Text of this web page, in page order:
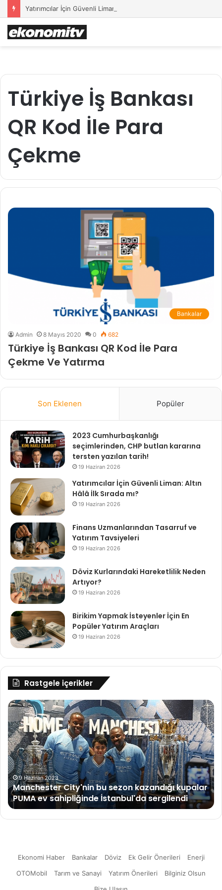
Yatırımcılar İçin Güvenli Liman: Altın Hâlâ İlk Sırada mı?
Türkiye İş Bankası
QR Kod İle Para
Çekme
Bankalar
Admin 8 Mayıs 2020 0 682
Türkiye İş Bankası QR Kod İle Para
Çekme Ve Yatırma
Son Eklenen Popüler
2023 Cumhurbaşkanlığı
seçimlerinden, CHP butlan kararına
tersten yazılan tarih!
19 Haziran 2026
Yatırımcılar İçin Güvenli Liman: Altın
Hâlâ İlk Sırada mı?
19 Haziran 2026
Finans Uzmanlarından Tasarruf ve
Yatırım Tavsiyeleri
19 Haziran 2026
Döviz Kurlarındaki Hareketlilik Neden
Artıyor?
19 Haziran 2026
Birikim Yapmak İsteyenler İçin En
Popüler Yatırım Araçları
19 Haziran 2026
Rastgele içerikler
Manchester
City'nin
bu
sezon
kazandığı
kupalar
PUMA
ev
sahipliğinde
İstanbul'da
sergilendi
9 Haziran 2023
Manchester City'nin bu sezon kazandığı kupalar
PUMA ev sahipliğinde İstanbul'da sergilendi
6,1
Ekonomi Haber Bankalar Döviz Ek Gelir Önerileri
Enerji
OTOMobil
Tarım ve Sanayi Yatırım Önerileri
Bilginiz Olsun